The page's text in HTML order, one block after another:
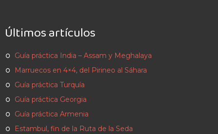
Últimos artículos
Guía práctica India – Assam y Meghalaya
Marruecos en 4×4, del Pirineo al Sáhara
Guía práctica Turquía
Guía práctica Georgia
Guía práctica Armenia
Estambul, fin de la Ruta de la Seda